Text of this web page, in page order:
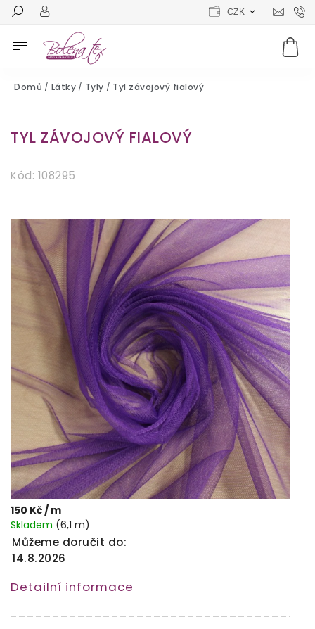
CZK
Domů / Látky / Tyly / Tyl závojový fialový
TYL ZÁVOJOVÝ FIALOVÝ
Kód: 108295
150 Kč/ m
Skladem (6,1 m)
Můžeme doručit do:
14.8.2026
Detailní informace